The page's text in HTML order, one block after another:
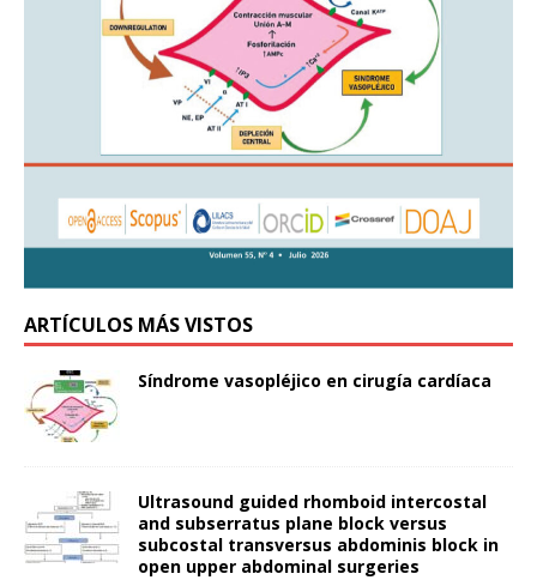
ARTÍCULOS MÁS VISTOS
Síndrome vasopléjico en cirugía cardíaca
Ultrasound guided rhomboid intercostal
and subserratus plane block versus
subcostal transversus abdominis block in
open upper abdominal surgeries